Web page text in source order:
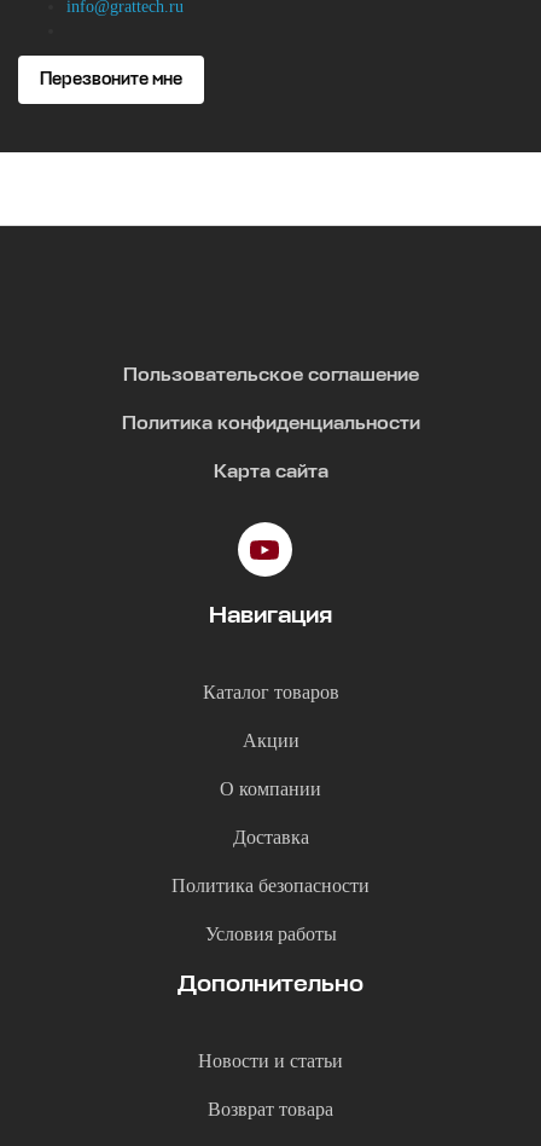
info@grattech.ru
Перезвоните мне
Пользовательское соглашение
Политика конфиденциальности
Карта сайта
Навигация
Каталог товаров
Акции
О компании
Доставка
Политика безопасности
Условия работы
Дополнительно
Новости и статьи
Возврат товара